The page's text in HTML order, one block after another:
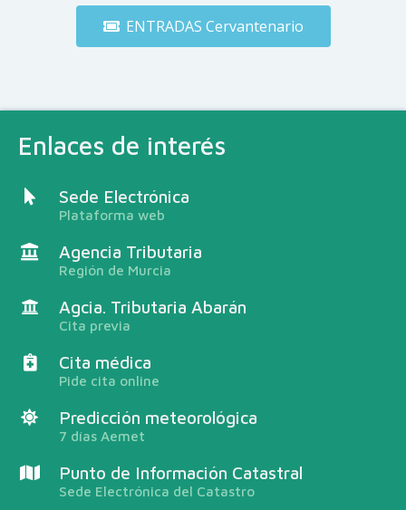
Enlaces de interés
Sede Electrónica
Plataforma web
Agencia Tributaria
Región de Murcia
Agcia. Tributaria Abarán
Cita previa
Cita médica
Pide cita online
Predicción meteorológica
7 días Aemet
Punto de Información Catastral
Sede Electrónica del Catastro
ENTRADAS Cervantenario